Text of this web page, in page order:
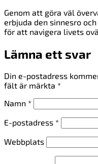
Genom att göra väl
erbjuda den sinnesro
för att navigera livets
Lämna ett svar
Din e-postadress
fält är märkta *
Namn *
E-postadress *
Webbplats